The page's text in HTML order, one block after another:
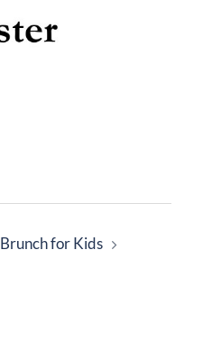
Brunch for Kids